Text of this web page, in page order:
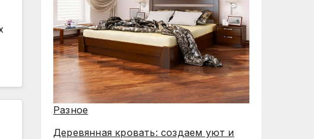
Разное
Деревянная кровать: создаем уют и